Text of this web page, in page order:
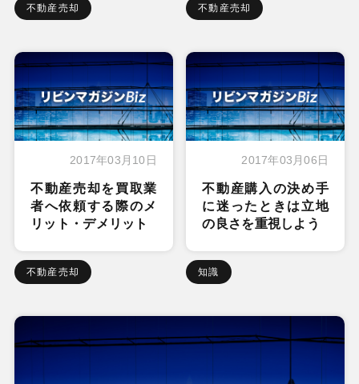
不動産売却 不動産売却
2017年03月10日
不動産売却を買取業
者へ依頼する際のメ
リット・デメリット
不動産売却
2017年03月06日
不動産購入の決め手
に迷ったときは立地
の良さを重視しよう
知識